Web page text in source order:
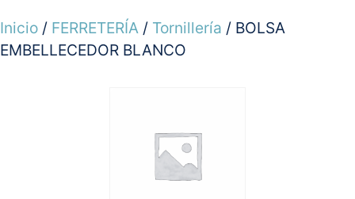
Inicio / FERRETERÍA / Tornillería / BOLSA
EMBELLECEDOR BLANCO